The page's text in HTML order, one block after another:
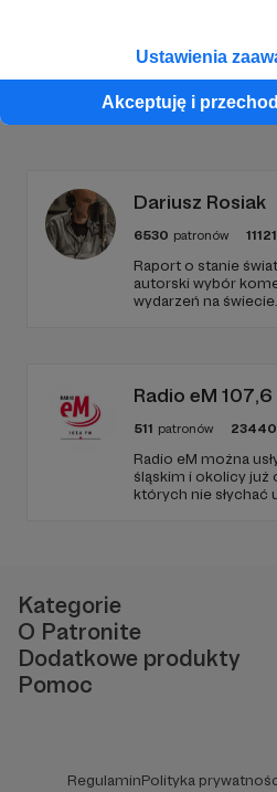
Ustawienia
Akceptuję i
Promowani autorzy
Dariusz Rosiak
6530 patronów
Raport o stanie
autorski wybór
wydarzeń na
Radio eM
511 patronów 23440
Radio eM można
śląskim i okolicy już
których nie słychać
Kategorie
O Patronite
Dodatkowe produkty
Pomoc
RegulaminPolityka